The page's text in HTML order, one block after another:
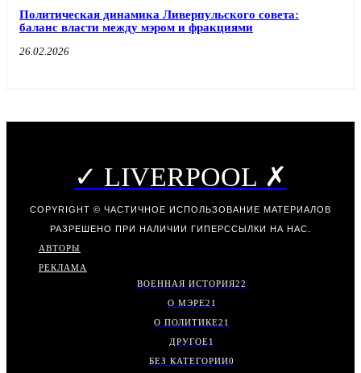
Политическая динамика Ливерпульского совета:
баланс власти между мэром и фракциями
26.02.2026
✓ LIVERPOOL ✗
COPYRIGHT © ЧАСТИЧНОЕ ИСПОЛЬЗОВАНИЕ МАТЕРИАЛОВ
РАЗРЕШЕНО ПРИ НАЛИЧИИ ГИПЕРССЫЛКИ НА НАС.
АВТОРЫ
РЕКЛАМА
ВОЕННАЯ ИСТОРИЯ22
О МЭРЕ21
О ПОЛИТИКЕ21
ДРУГОЕ1
БЕЗ КАТЕГОРИИ0